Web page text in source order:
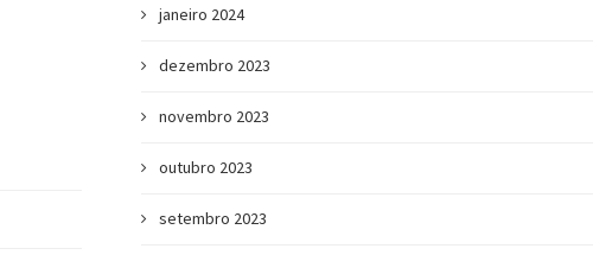
janeiro 2024
dezembro 2023
novembro 2023
outubro 2023
setembro 2023